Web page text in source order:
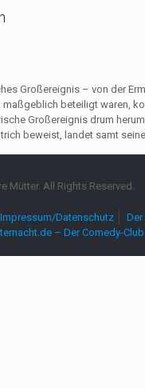
Großereignis – von der
maßgeblich beteiligt waren,
Großereignis drum
beweist, landet samt
Mütter. All Rights Reserved.
Impressum/Datenschutz
– Der Comedy-Club